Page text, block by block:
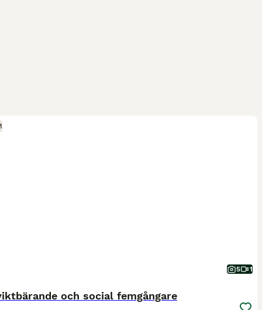
5 1
och social femgångare